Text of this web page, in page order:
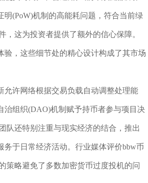
(PoW)机制的高能耗问题，符合当前绿
这为投资者提供了额外的信心保障。
，这些细节处的精心设计构成了其市场
允许网络根据交易负载自动调整处理能
治组织(DAO)机制赋予持币者参与项目决
队还特别注重与现实经济的结合，推出
于日常经济活动。行业媒体评价bbw币
策略避免了多数加密货币过度投机的问